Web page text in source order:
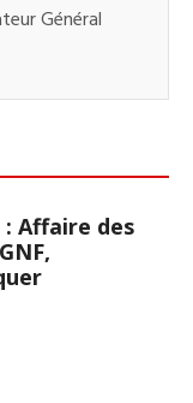
Général
: Affaire des